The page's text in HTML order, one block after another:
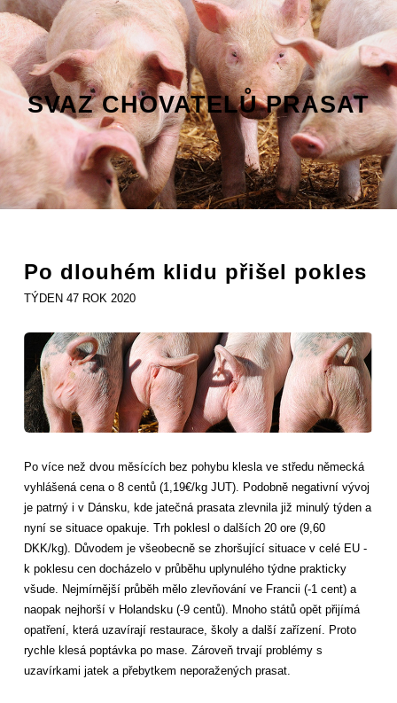
SVAZ CHOVATELŮ PRASAT
Po dlouhém klidu přišel pokles
TÝDEN 47 ROK 2020
Po více než dvou měsících bez pohybu klesla ve středu německá
vyhlášená cena o 8 centů (1,19€/kg JUT). Podobně negativní vývoj
je patrný i v Dánsku, kde jatečná prasata zlevnila již minulý týden a
nyní se situace opakuje. Trh poklesl o dalších 20 ore (9,60
DKK/kg). Důvodem je všeobecně se zhoršující situace v celé EU -
k poklesu cen docházelo v průběhu uplynulého týdne prakticky
všude. Nejmírnější průběh mělo zlevňování ve Francii (-1 cent) a
naopak nejhorší v Holandsku (-9 centů). Mnoho států opět přijímá
opatření, která uzavírají restaurace, školy a další zařízení. Proto
rychle klesá poptávka po mase. Zároveň trvají problémy s
uzavírkami jatek a přebytkem neporažených prasat.